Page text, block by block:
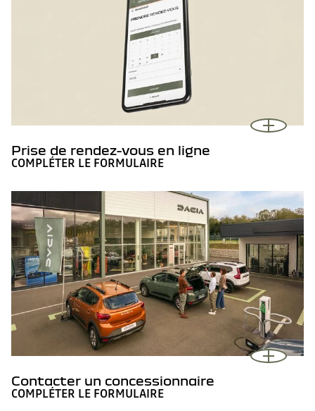
Prise de rendez-vous en ligne
COMPLÉTER LE FORMULAIRE
Contacter un concessionnaire
COMPLÉTER LE FORMULAIRE